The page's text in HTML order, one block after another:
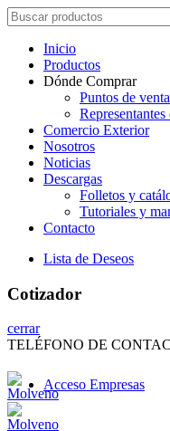
Search
for:
Inicio
Productos
Dónde Comprar
Puntos de
Comercio Exterior
Nosotros
Noticias
Descargas
Folletos y
Tutoriales y
Contacto
Lista de Deseos
Cotizador
cerrar
TELÉFONO DE
Acceso Empresas